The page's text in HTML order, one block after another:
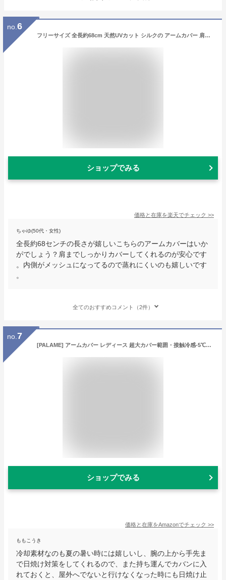
no. 6
フリーサイズ 全長約68cm 天然UVカット シルクの アームカバー 肩まですっぽりロングタイプ 蒸れにくい内側メッシュ編み【4点までメール便対応】
ショップでみる
価格と在庫を楽天でチェック >>
ちゃゆ(50代・女性)
全長約68センチの長さが嬉しいこちらのアームカバーはいか
がでしょう？肩までしっかりカバーしてくれるのが安心です
。内側がメッシュになってるので蒸れにくいのも嬉しいです
。
全てのおすすめコメント（2件）
no. 7
[PALAME] アームカバー レディース 超大カバー範囲・接触冷感-5℃・uv99%カット・ゆったり・メッシュ通気・手の甲・吸汗速乾 エイムカバー 腕カバー 夏 ひんやり 指かけ 日焼け止め 紫外線対策 UPF50+ アウトドア 運転 (ブラック)
ショップでみる
価格と在庫をAmazonでチェック >>
ももこうき
冷却素材なのも夏の暑い時には嬉しいし、腕の上から手先ま
で日焼け対策をしてくれるので、また持ち運んでカバンに入
れておくと、屋外へでないと行けなくなった時にも日焼け止